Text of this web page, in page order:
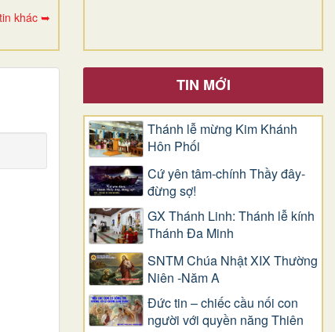
khác ➥
TIN MỚI
Thánh lễ mừng Kim Khánh
Hôn Phối
Cứ yên tâm-chính Thầy đây-
đừng sợ!
GX Thánh Linh: Thánh lễ kính
Thánh Đa Minh
SNTM Chúa Nhật XIX Thường
Niên -Năm A
Đức tin – chiếc cầu nối con
người với quyền năng Thiên